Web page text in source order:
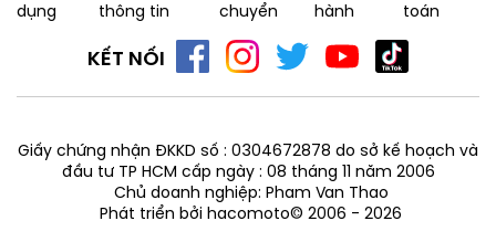
dụng
thông tin
chuyển
hành
toán
KẾT NỐI
Giấy chứng nhận ĐKKD số : 0304672878 do sở kế hoạch và
đầu tư TP HCM cấp ngày : 08 tháng 11 năm 2006
Chủ doanh nghiệp: Pham Van Thao
Phát triển bởi hacomoto© 2006 - 2026